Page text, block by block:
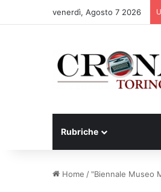
venerdì, Agosto 7 2026
Rubriche
Home / "Biennale Museo